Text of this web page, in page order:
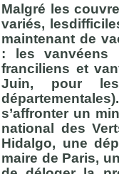
Malgré les
variés,
maintenant de
: les vanvéens
franciliens et
Juin, pour
s’affronter un
national des
Hidalgo, une
maire de Paris,